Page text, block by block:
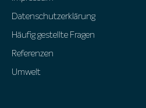
Datenschutzerklärung
Häufig gestellte Fragen
Referenzen
Umwelt